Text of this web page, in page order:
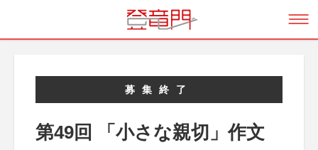
募集終了
第49回 「小さな親切」作文